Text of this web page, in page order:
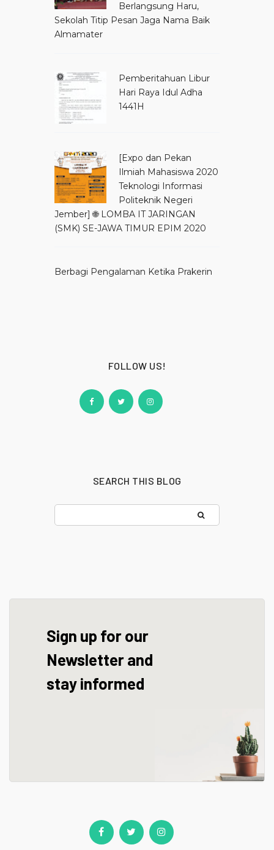
Berlangsung Haru,
Sekolah Titip Pesan Jaga Nama Baik
Almamater
Pemberitahuan Libur
Hari Raya Idul Adha
1441H
[Expo dan Pekan
Ilmiah Mahasiswa 2020
Teknologi Informasi
Politeknik Negeri
Jember] 🌐 LOMBA IT JARINGAN
(SMK) SE-JAWA TIMUR EPIM 2020
Berbagi Pengalaman Ketika Prakerin
FOLLOW US!
SEARCH THIS BLOG
Sign up for our
Newsletter and
stay informed